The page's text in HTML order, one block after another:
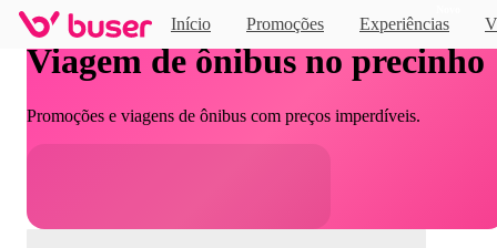
Início Promoções Experiências
Viagem de ônibus no precinho
Promoções e viagens de ônibus com preços imperdíveis.